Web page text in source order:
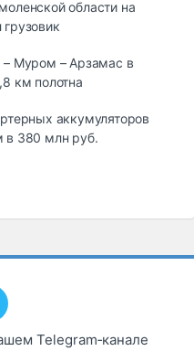
области на
– Муром – Арзамас в
км полотна
аккумуляторов
в 380 млн руб.
Telegram‑канале